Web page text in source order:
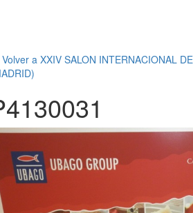
Volver a XXIV SALON INTERNACIONAL